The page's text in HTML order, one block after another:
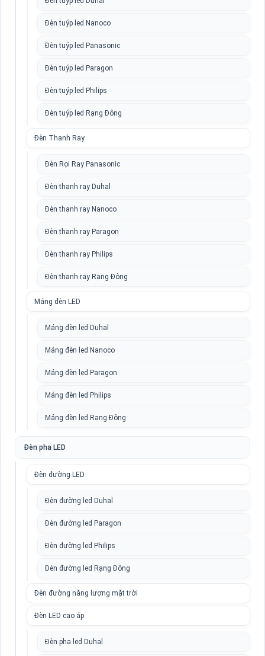
Đèn tuýp led Nanoco
Đèn tuýp led Panasonic
Đèn tuýp led Paragon
Đèn tuýp led Philips
Đèn tuýp led Rạng Đông
Đèn Thanh Ray
Đèn Rọi Ray Panasonic
Đèn thanh ray Duhal
Đèn thanh ray Nanoco
Đèn thanh ray Paragon
Đèn thanh ray Philips
Đèn thanh ray Rạng Đông
Máng đèn LED
Máng đèn led Duhal
Máng đèn led Nanoco
Máng đèn led Paragon
Máng đèn led Philips
Máng đèn led Rạng Đông
Đèn pha LED
Đèn đường LED
Đèn đường led Duhal
Đèn đường led Paragon
Đèn đường led Philips
Đèn đường led Rạng Đông
Đèn đường năng lượng mặt trời
Đèn LED cao áp
Đèn pha led Duhal